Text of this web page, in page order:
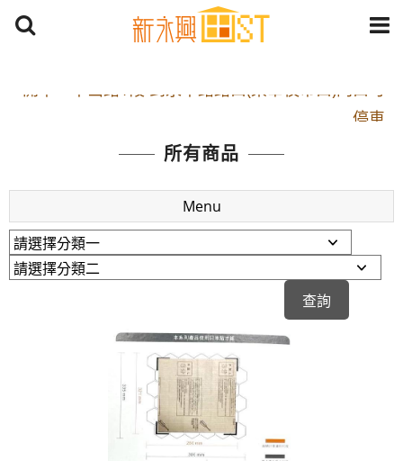
停車
捷運： 中和線【頂溪站 2 號出口】往中山路1段139
原Line已滿 無法加Line好友 請親愛的客戶加入
LINE官方帳號@a0975005573
開車：中山路1段 到永平路路口(樂華夜市口)門口可
停車
捷運： 中和線【頂溪站 2 號出口】往中山路1段139
原Line已滿 無法加Line好友 請親愛的客戶加入
LINE官方帳號@a0975005573
所有商品
Menu